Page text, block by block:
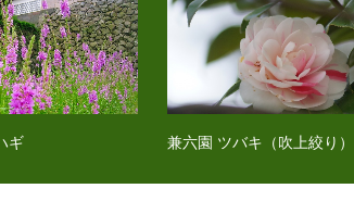
ギ 兼六園 ツバキ（吹上絞り）